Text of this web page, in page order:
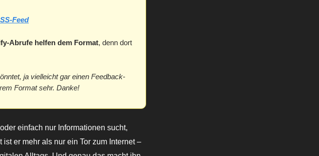
Feed
Abrufe helfen dem Format, denn dort
ja vielleicht gar einen Feedback-
Format sehr. Danke!
einfach nur Informationen sucht,
er mehr als nur ein Tor zum Internet –